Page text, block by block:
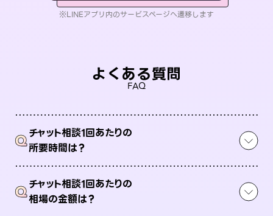
※LINEアプリ内のサービスページへ遷移します
よくある質問
FAQ
Qチャット相談1回あたりの
所要時間は？
Qチャット相談1回あたりの
相場の金額は？